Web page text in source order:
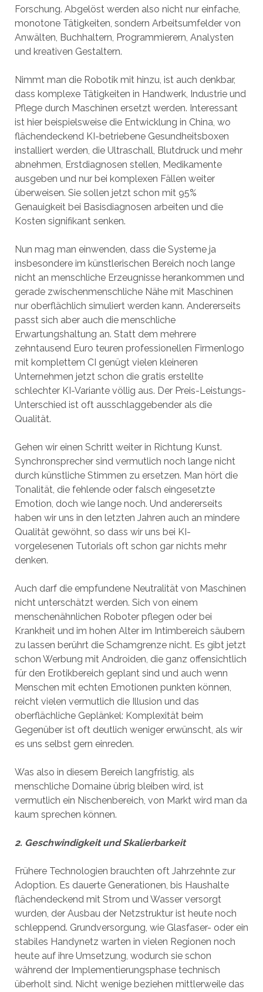
Forschung. Abgelöst werden also nicht nur einfache,
monotone Tätigkeiten, sondern Arbeitsumfelder von
Anwälten, Buchhaltern, Programmierern, Analysten
und kreativen Gestaltern.
Nimmt man die Robotik mit hinzu, ist auch denkbar,
dass komplexe Tätigkeiten in Handwerk, Industrie und
Pflege durch Maschinen ersetzt werden. Interessant
ist hier beispielsweise die Entwicklung in China, wo
flächendeckend KI-betriebene Gesundheitsboxen
installiert werden, die Ultraschall, Blutdruck und mehr
abnehmen, Erstdiagnosen stellen, Medikamente
ausgeben und nur bei komplexen Fällen weiter
überweisen. Sie sollen jetzt schon mit 95%
Genauigkeit bei Basisdiagnosen arbeiten und die
Kosten signifikant senken.
Nun mag man einwenden, dass die Systeme ja
insbesondere im künstlerischen Bereich noch lange
nicht an menschliche Erzeugnisse herankommen und
gerade zwischenmenschliche Nähe mit Maschinen
nur oberflächlich simuliert werden kann. Andererseits
passt sich aber auch die menschliche
Erwartungshaltung an. Statt dem mehrere
zehntausend Euro teuren professionellen Firmenlogo
mit komplettem CI genügt vielen kleineren
Unternehmen jetzt schon die gratis erstellte
schlechter KI-Variante völlig aus. Der Preis-Leistungs-
Unterschied ist oft ausschlaggebender als die
Qualität.
Gehen wir einen Schritt weiter in Richtung Kunst.
Synchronsprecher sind vermutlich noch lange nicht
durch künstliche Stimmen zu ersetzen. Man hört die
Tonalität, die fehlende oder falsch eingesetzte
Emotion, doch wie lange noch. Und andererseits
haben wir uns in den letzten Jahren auch an mindere
Qualität gewöhnt, so dass wir uns bei KI-
vorgelesenen Tutorials oft schon gar nichts mehr
denken.
Auch darf die empfundene Neutralität von Maschinen
nicht unterschätzt werden. Sich von einem
menschenähnlichen Roboter pflegen oder bei
Krankheit und im hohen Alter im Intimbereich säubern
zu lassen berührt die Schamgrenze nicht. Es gibt jetzt
schon Werbung mit Androiden, die ganz offensichtlich
für den Erotikbereich geplant sind und auch wenn
Menschen mit echten Emotionen punkten können,
reicht vielen vermutlich die Illusion und das
oberflächliche Geplänkel: Komplexität beim
Gegenüber ist oft deutlich weniger erwünscht, als wir
es uns selbst gern einreden.
Was also in diesem Bereich langfristig, als
menschliche Domaine übrig bleiben wird, ist
vermutlich ein Nischenbereich, von Markt wird man da
kaum sprechen können.
2. Geschwindigkeit und Skalierbarkeit
Frühere Technologien brauchten oft Jahrzehnte zur
Adoption. Es dauerte Generationen, bis Haushalte
flächendeckend mit Strom und Wasser versorgt
wurden, der Ausbau der Netzstruktur ist heute noch
schleppend. Grundversorgung, wie Glasfaser- oder ein
stabiles Handynetz warten in vielen Regionen noch
heute auf ihre Umsetzung, wodurch sie schon
während der Implementierungsphase technisch
überholt sind. Nicht wenige beziehen mittlerweile das